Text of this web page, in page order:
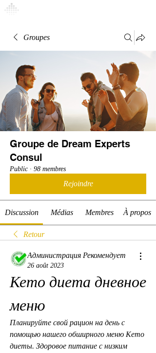
Groupes
Groupe de Dream Experts
Consul
Public · 98 membres
Rejoindre
Discussion Médias Membres À propos
Retour
Администрация Рекомендует
26 août 2023
Кето диета дневное
меню
Планируйте свой рацион на день с
помощью нашего обширного меню Кето
диеты. Здоровое питание с низким